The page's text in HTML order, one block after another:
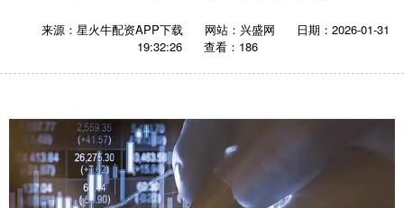
来源：星火牛配资APP下载 网站：兴盛网
日期：2026-01-31
19:32:26
查看：186